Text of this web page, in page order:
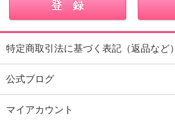
特定商取引法に基づく表記（返品など）
公式ブログ
マイアカウント